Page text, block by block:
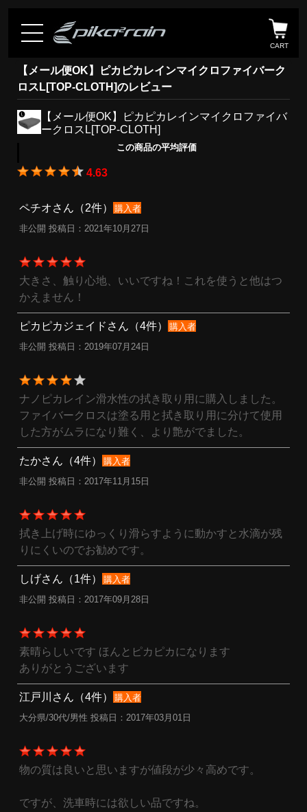
CART
【メール便OK】ピカピカレインマイクロファイバーク
ロスL[TOP-CLOTH]のレビュー
【メール便OK】ピカピカレインマイクロファイバ
ークロスL[TOP-CLOTH]
この商品の平均評価
4.63
ペチオさん（2件）
購入者
非公開 投稿日：2021年10月27日
大きさ、触り心地、いいですね！これを使うと他はつ
かえません！
ピカピカジェイドさん（4件）
購入者
非公開 投稿日：2019年07月24日
ナノピカレイン滑水性の拭き取り用に購入しました。
ファイバークロスは塗る用と拭き取り用に分けて使用
した方がムラになり難く、より艶がでました。
たかさん（4件）
購入者
非公開 投稿日：2017年11月15日
拭き上げ時にゆっくり滑らすように動かすと水滴が残
りにくいのでお勧めです。
しげさん（1件）
購入者
非公開 投稿日：2017年09月28日
素晴らしいです ほんとピカピカになります
ありがとうございます
江戸川さん（4件）
購入者
大分県/30代/男性 投稿日：2017年03月01日
物の質は良いと思いますが値段が少々高めです。
ですが、洗車時には欲しい品ですね。